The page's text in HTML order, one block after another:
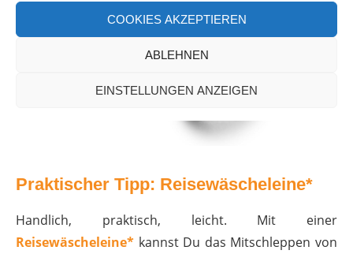
COOKIES AKZEPTIEREN
ABLEHNEN
EINSTELLUNGEN ANZEIGEN
Praktischer Tipp: Reisewäscheleine*
Handlich, praktisch, leicht. Mit einer
Reisewäscheleine* kannst Du das Mitschleppen von